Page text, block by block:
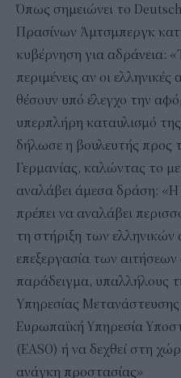
Όπως σημειώνει το
Πρασίνων Άμτσμπεργκ
κυβέρνηση για αδράνεια:
περιμένεις αν οι
θέσουν υπό έλεγχο την
υπερπλήρη καταυλισμό
δήλωσε η βουλευτής προς
Γερμανίας, καλώντας το
αναλάβει άμεσα δράση:
πρέπει να αναλάβει
τη στήριξη των
επεξεργασία των
παράδειγμα, υπαλλήλους
Υπηρεσίας
Ευρωπαϊκή Υπηρεσία
(EASO) ή να δεχθεί στη
ανάγκη προστασίας»